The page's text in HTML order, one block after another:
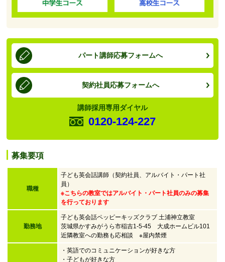
パート講師応募フォームへ
契約社員応募フォームへ
講師採用専用ダイヤル
0120-124-227
募集要項
職種
子ども英会話講師（契約社員、アルバイト・パート社
員）
※こちらの教室ではアルバイト・パート社員のみの募集
を行っております
勤務地
子ども英会話ペッピーキッズクラブ 土浦神立教室
茨城県かすみがうら市稲吉1-5-45 大成ホームビル101
近隣教室への勤務も応相談 ※屋内禁煙
・英語でのコミュニケーションが好きな方
・子どもが好きな方